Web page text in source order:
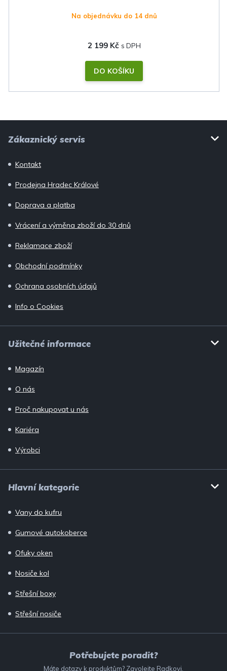
Na objednávku do 14 dnů
2 199 Kč
DO KOŠÍKU
Zákaznický servis
Kontakt
Prodejna Hradec Králové
Doprava a platba
Vrácení a výměna zboží do 30 dnů
Reklamace zboží
Obchodní podmínky
Ochrana osobních údajů
Info o Cookies
Užitečné informace
Magazín
O nás
Proč nakupovat u nás
Kariéra
Výrobci
Hlavní kategorie
Vany do kufru
Gumové autokoberce
Ofuky oken
Nosiče kol
Střešní boxy
Střešní nosiče
Potřebujete poradit?
Máte dotazy k produktům? Zavolejte Radkovi.